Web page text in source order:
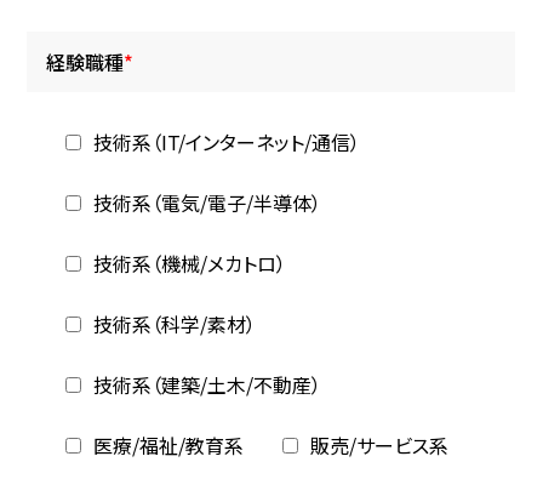
経験職種*
技術系（IT/インターネット/通信）
技術系（電気/電子/半導体）
技術系（機械/メカトロ）
技術系（科学/素材）
技術系（建築/土木/不動産）
医療/福祉/教育系 販売/サービス系